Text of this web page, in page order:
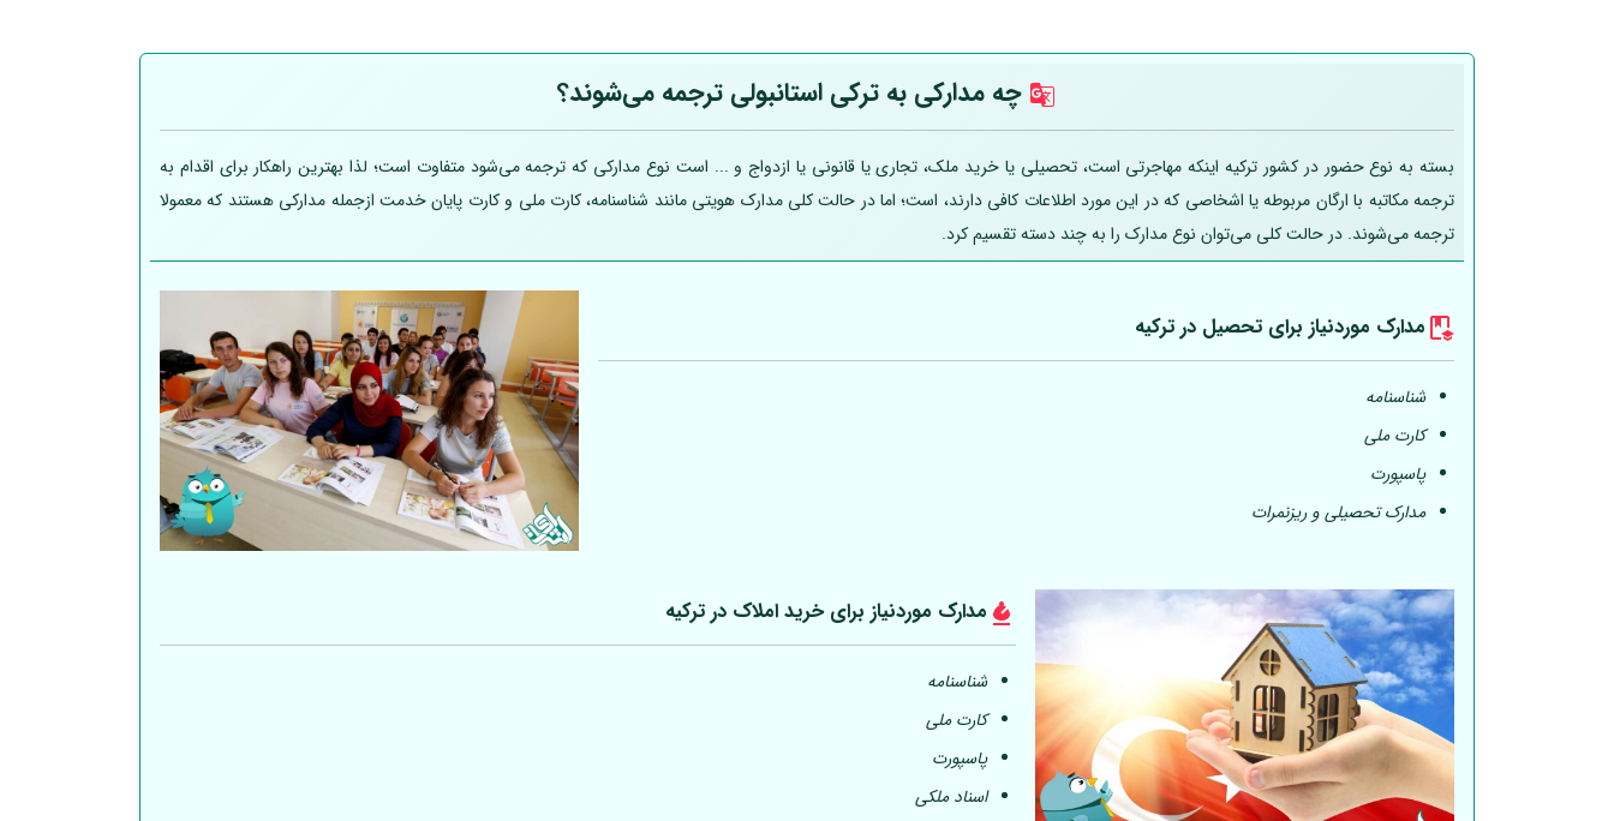
چه مدارکی به ترکی استانبولی ترجمه می‌شوند؟
بسته به نوع حضور در کشور ترکیه اینکه مهاجرتی است، تحصیلی یا خرید ملک، تجاری یا قانونی یا ازدواج و ... است نوع مدارکی که ترجمه می‌شود متفاوت است؛ لذا بهترین راهکار برای اقدام به
ترجمه مکاتبه با ارگان مربوطه یا اشخاصی که در این مورد اطلاعات کافی دارند، است؛ اما در حالت کلی مدارک هویتی مانند شناسنامه، کارت ملی و کارت پایان خدمت ازجمله مدارکی هستند که معمولا
ترجمه می‌شوند. در حالت کلی می‌توان نوع مدارک را به چند دسته تقسیم کرد.
مدارک موردنیاز برای تحصیل در ترکیه
شناسنامه
کارت ملی
پاسپورت
مدارک تحصیلی و ریزنمرات
مدارک موردنیاز برای خرید املاک در ترکیه
شناسنامه
کارت ملی
پاسپورت
اسناد ملکی